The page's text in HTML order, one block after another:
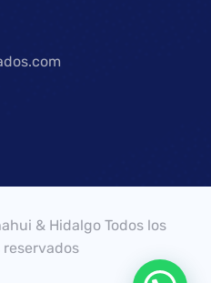
& Hidalgo Todos los